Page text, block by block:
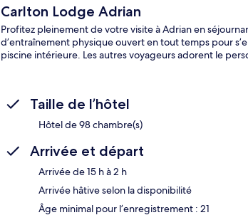
Carlton Lodge Adrian
Profitez pleinement de votre visite à Adrian en
d’entraînement physique ouvert en tout temps pour
piscine intérieure. Les autres voyageurs adorent le
Taille de l’hôtel
Hôtel de 98 chambre(s)
Arrivée et départ
Arrivée de 15 h à 2 h
Arrivée hâtive selon la disponibilité
Âge minimal pour l’enregistrement : 21